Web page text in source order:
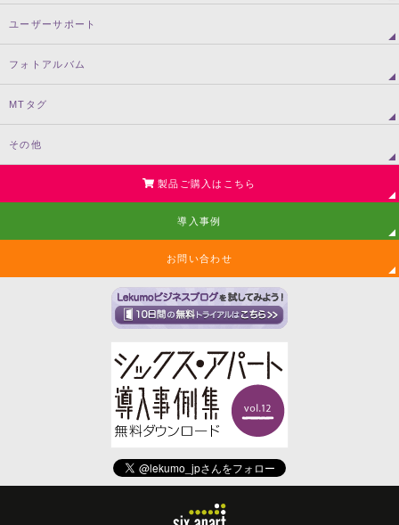
ユーザーサポート
フォトアルバム
MTタグ
その他
製品ご購入はこちら
導入事例
お問い合わせ